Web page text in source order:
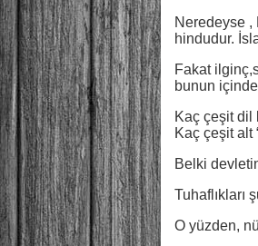
Neredeyse ,
hindudur.
Fakat
bunun
Kaç çeşit dil
Kaç çeşit alt
Belki
Tuhaflıkları
O yüzden,